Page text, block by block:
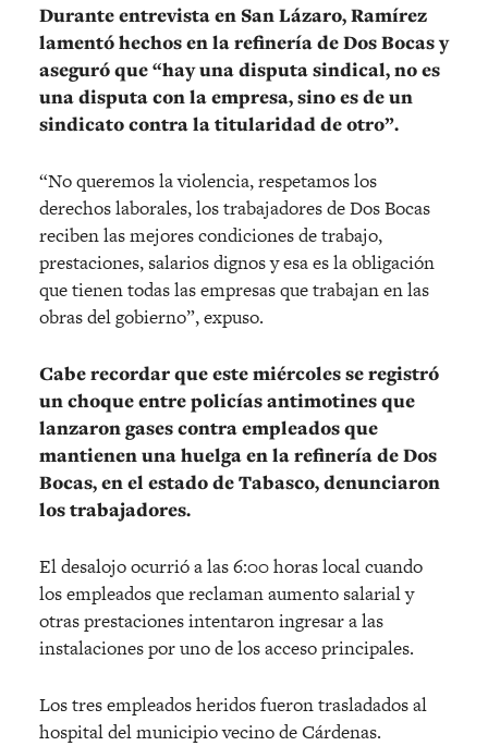
Durante entrevista en San Lázaro, Ramírez
lamentó hechos en la refinería de Dos Bocas y
aseguró que “hay una disputa sindical, no es
una disputa con la empresa, sino es de un
sindicato contra la titularidad de otro”.
“No queremos la violencia, respetamos los
derechos laborales, los trabajadores de Dos Bocas
reciben las mejores condiciones de trabajo,
prestaciones, salarios dignos y esa es la obligación
que tienen todas las empresas que trabajan en las
obras del gobierno”, expuso.
Cabe recordar que este miércoles se registró
un choque entre policías antimotines que
lanzaron gases contra empleados que
mantienen una huelga en la refinería de Dos
Bocas, en el estado de Tabasco, denunciaron
los trabajadores.
El desalojo ocurrió a las 6:00 horas local cuando
los empleados que reclaman aumento salarial y
otras prestaciones intentaron ingresar a las
instalaciones por uno de los acceso principales.
Los tres empleados heridos fueron trasladados al
hospital del municipio vecino de Cárdenas.